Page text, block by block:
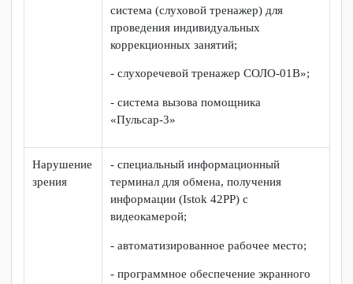
- радиокласс (радиомикрофон) «Сонет-
РСМ» РМ-11-1;
обеспечением включая текстовый чат
сотрудниками учреждения;
для слабослышащих «Исток» А2;
- текстофон с программным
обеспечением INVATOUCH:
сурдотехническое средство для
инвалидов;
- Front Row to go - акустическая